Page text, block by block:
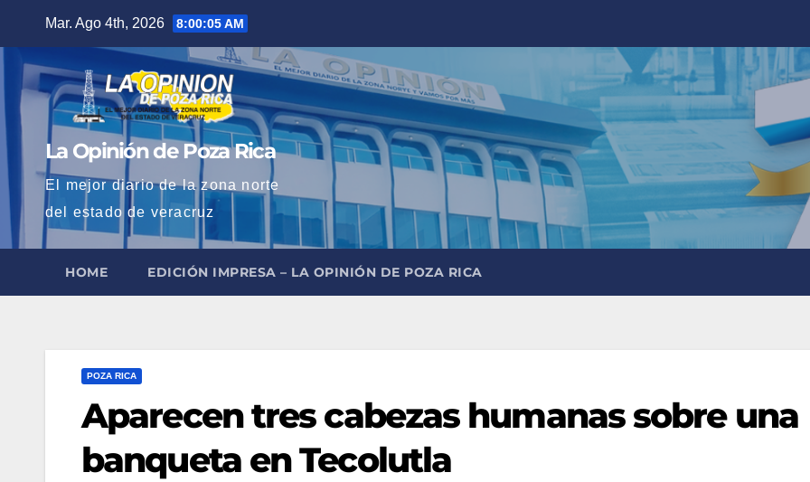
contenido
Mar. Ago 4th, 2026 8:00:06 AM
La Opinión de Poza Rica
El mejor diario de la zona norte
del estado de veracruz
HOME EDICIÓN IMPRESA – LA OPINIÓN DE POZA RICA
POZA RICA
Aparecen tres cabezas humanas sobre una
banqueta en Tecolutla